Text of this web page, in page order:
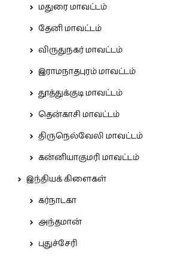
மதுரை மாவட்டம்
தேனி மாவட்டம்
விருதுநகர் மாவட்டம்
இராமநாதபுரம் மாவட்டம்
தூத்துக்குடி மாவட்டம்
தென்காசி மாவட்டம்
திருநெல்வேலி மாவட்டம்
கன்னியாகுமரி மாவட்டம்
இந்தியக் கிளைகள்
கர்நாடகா
அந்தமான்
புதுச்சேரி